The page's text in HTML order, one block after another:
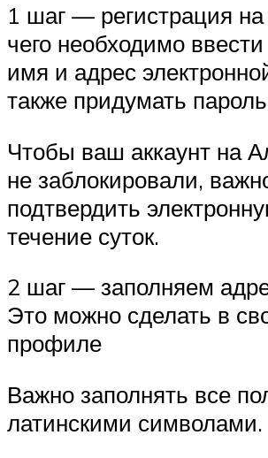
1 шаг — регистрация
чего необходимо
имя и адрес
также придумать пароль
Чтобы ваш аккаунт на
не заблокировали,
подтвердить
течение суток.
2 шаг — заполняем
Это можно сделать в
профиле
Важно заполнять все
латинскими символами.